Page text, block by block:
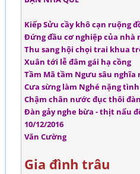
Kiếp Sửu cầy khô cạn ruộng
Đứng đầu cơ nghiệp của nhà
Thu sang hội chọi trai khua
Xuân tới lễ đâm gái hạ cồng
Tầm Mã tầm Ngưu sâu nghĩa
Cưa sừng làm Nghé nặng
Chậm chân nước đục thôi
Đàn gảy nghe bừa - thịt nấu
10/12/2016
Văn Cường
Gia đình trâu